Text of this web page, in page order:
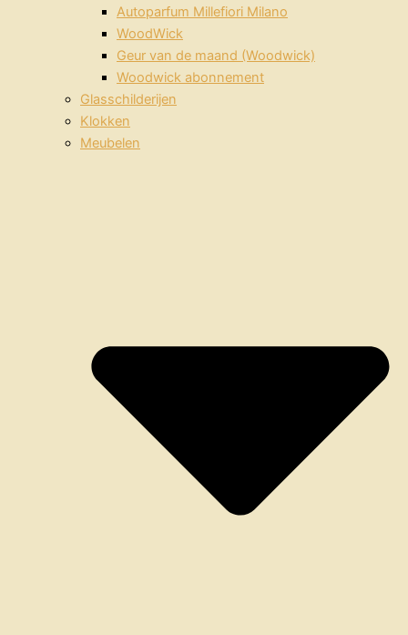
Autoparfum Millefiori Milano
WoodWick
Geur van de maand (Woodwick)
Woodwick abonnement
Glasschilderijen
Klokken
Meubelen